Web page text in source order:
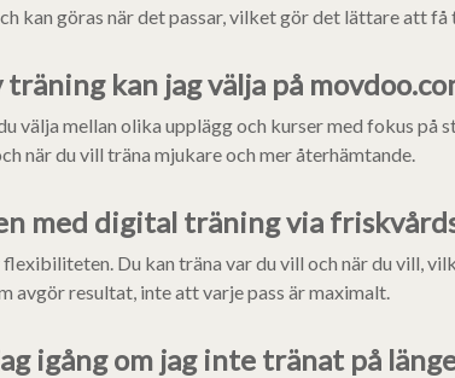
kan göras när det passar, vilket gör det lättare att
kan jag välja på
välja mellan olika upplägg och kurser med fokus på
när du vill träna mjukare och mer återhämtande.
med digital träning via
Du kan träna var du vill och när du vill,
avgör resultat, inte att varje pass är maximalt.
igång om jag inte tränat på